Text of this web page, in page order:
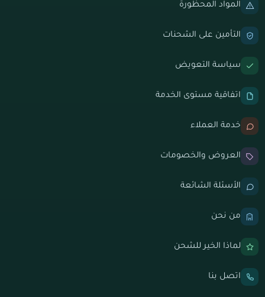
المواد المحظورة
التأمين على الشحنات
سياسة التعويض
اتفاقية مستوى الخدمة
خدمة العملاء
العروض والخصومات
الأسئلة الشائعة
من نحن
لماذا الخير للشحن
اتصل بنا